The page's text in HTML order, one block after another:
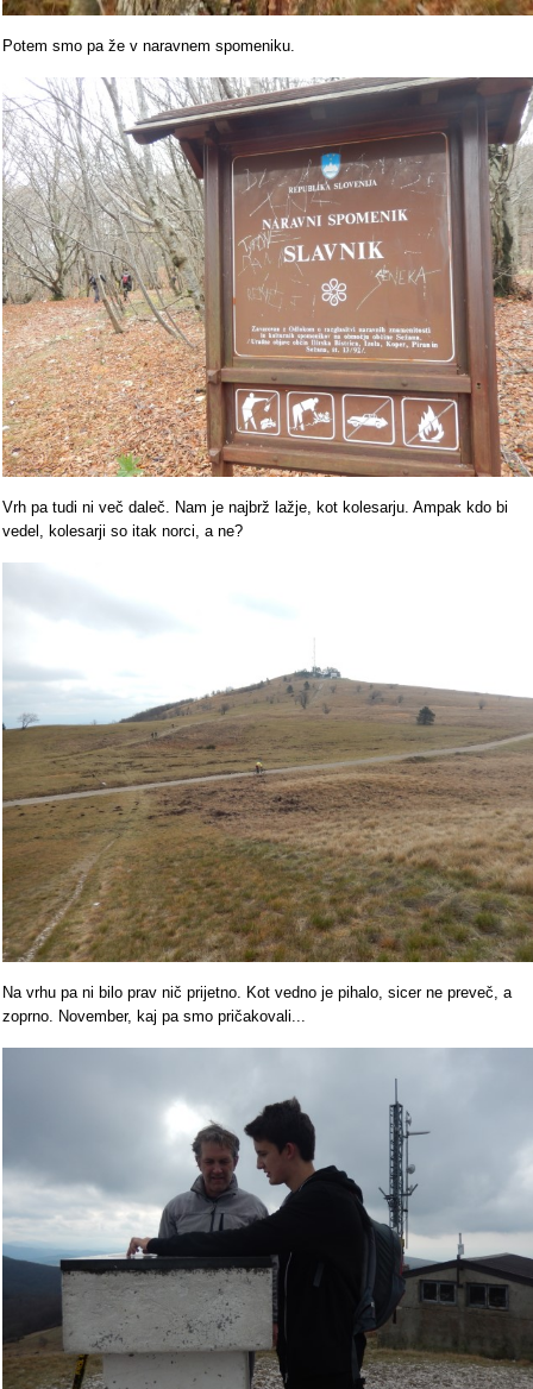
Potem smo pa že v naravnem spomeniku.
Vrh pa tudi ni več daleč. Nam je najbrž lažje, kot kolesarju. Ampak kdo bi
vedel, kolesarji so itak norci, a ne?
Na vrhu pa ni bilo prav nič prijetno. Kot vedno je pihalo, sicer ne preveč, a
zoprno. November, kaj pa smo pričakovali...